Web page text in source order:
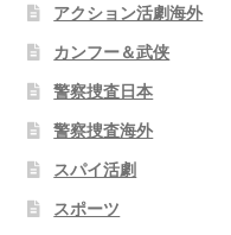
アクション活劇海外
カンフー＆武侠
警察捜査日本
警察捜査海外
スパイ活劇
スポーツ